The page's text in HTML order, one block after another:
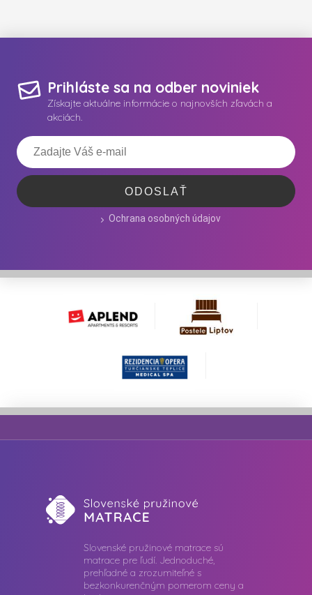
Prihláste sa na odber noviniek
Získajte aktuálne informácie o najnovších zľavách a
akciách.
ODOSLAŤ
Ochrana osobných údajov
Slovenské pružinové matrace sú
matrace pre ľudí. Jednoduché,
prehľadné a zrozumiteľné s
bezkonkurenčným pomerom ceny a